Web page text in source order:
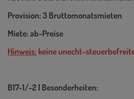
Provision: 3 Bruttomonatsmieten
Miete: ab-Preise
Hinweis: keine unecht-
B17-1/-2 | Besonderheiten: